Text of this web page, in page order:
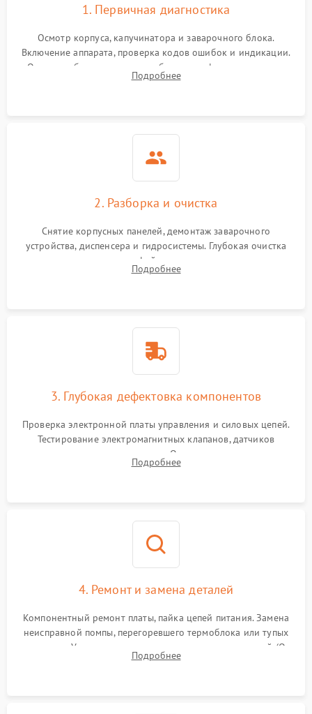
1. Первичная диагностика
Осмотр корпуса, капучинатора и заварочного блока.
Включение аппарата, проверка кодов ошибок и индикации.
Оценка работы помпы, термоблока и кофемолки на слух.
Измерение температуры и давления воды для выявления
Подробнее
2. Разборка и очистка
Снятие корпусных панелей, демонтаж заварочного
устройства, диспенсера и гидросистемы. Глубокая очистка
внутренних узлов от кофейных масел, жмыха и накипи.
Промывка дренажных каналов и фильтров с использованием
Подробнее
3. Глубокая дефектовка компонентов
Проверка электронной платы управления и силовых цепей.
Тестирование электромагнитных клапанов, датчиков
температуры и расходомера. Оценка степени износа
жерновов кофемолки, уплотнительных колец гидросистемы
Подробнее
4. Ремонт и замена деталей
Компонентный ремонт платы, пайка цепей питания. Замена
неисправной помпы, перегоревшего термоблока или тупых
жерновов. Установка новых силиконовых уплотнителей (O-
ring) и тефлоновых трубок для надежного устранения
Подробнее